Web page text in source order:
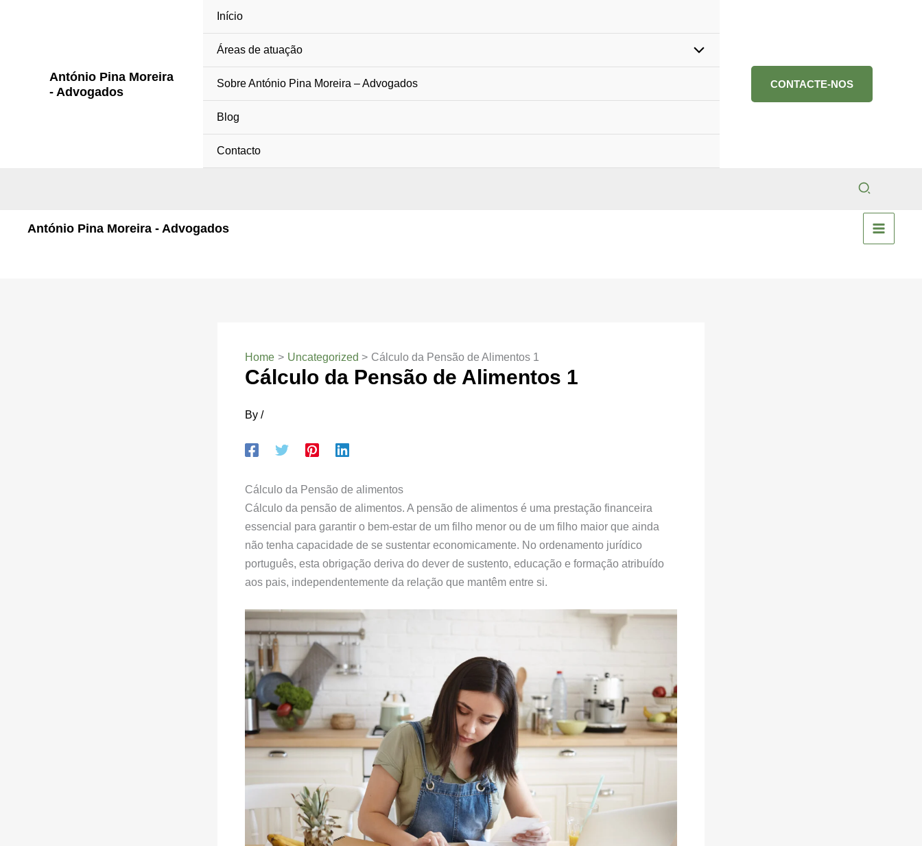
António Pina Moreira
- Advogados
Início
Áreas de atuação
Sobre António Pina Moreira – Advogados
Blog
Contacto
CONTACTE-NOS
Search
António Pina Moreira - Advogados
Home Uncategorized Cálculo da Pensão de Alimentos 1
Cálculo da Pensão de Alimentos 1
By /
Cálculo da Pensão de alimentos
Cálculo da pensão de alimentos. A pensão de alimentos é uma prestação financeira
essencial para garantir o bem-estar de um filho menor ou de um filho maior que ainda
não tenha capacidade de se sustentar economicamente. No ordenamento jurídico
português, esta obrigação deriva do dever de sustento, educação e formação atribuído
aos pais, independentemente da relação que mantêm entre si.